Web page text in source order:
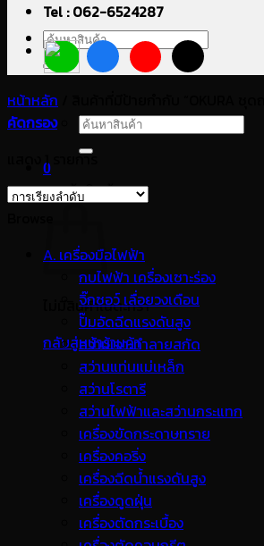
ค้นหา:
ค้นหา:
0
ตะกร้าสินค้า
ไม่มีสินค้าในตะกร้า
กลับสู่หน้าร้านค้า
Tel : 062-6524287
หน้าหลัก
คัดกรอง
แสดง 1 รายการ
A. เครื่องมือไฟฟ้า
กบไฟฟ้า เครื่องเซาะร่อง
จิ๊กซอว์ เลื่อยวงเดือน
ปั๊มอัดฉีดแรงดันสูง
สว่านเจาะทำลายสกัด
สว่านแท่นแม่เหล็ก
สว่านโรตารี
สว่านไฟฟ้าและสว่านกระแทก
เครื่องขัดกระดาษทราย
เครื่องคอริ่ง
เครื่องฉีดน้ำแรงดันสูง
เครื่องดูดฝุ่น
เครื่องตัดกระเบื้อง